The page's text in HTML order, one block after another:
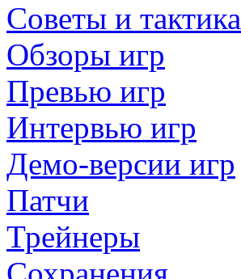
Советы и тактика
Обзоры игр
Превью игр
Интервью игр
Демо-версии игр
Патчи
Трейнеры